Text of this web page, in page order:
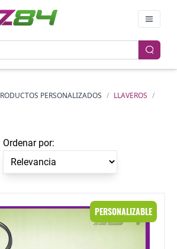
PERSONALIZADOS / LLAVEROS /
Ordenar por:
PERSONALIZABLE
de metacrilato grande